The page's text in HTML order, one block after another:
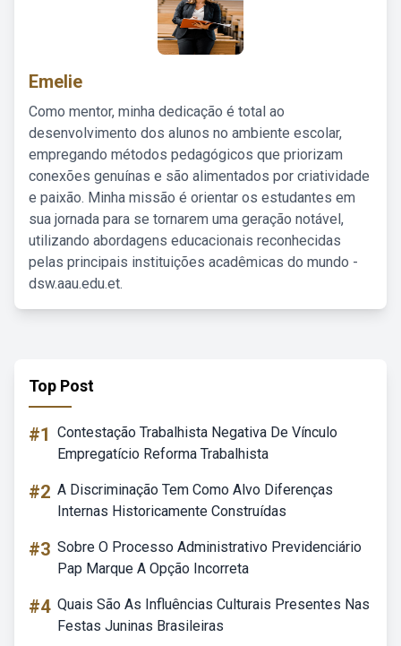
Emelie
Como mentor, minha dedicação é total ao
desenvolvimento dos alunos no ambiente escolar,
empregando métodos pedagógicos que priorizam
conexões genuínas e são alimentados por criatividade
e paixão. Minha missão é orientar os estudantes em
sua jornada para se tornarem uma geração notável,
utilizando abordagens educacionais reconhecidas
pelas principais instituições acadêmicas do mundo -
dsw.aau.edu.et.
Top Post
#1 Contestação Trabalhista Negativa De Vínculo
Empregatício Reforma Trabalhista
#2 A Discriminação Tem Como Alvo Diferenças
Internas Historicamente Construídas
#3 Sobre O Processo Administrativo Previdenciário
Pap Marque A Opção Incorreta
#4 Quais São As Influências Culturais Presentes Nas
Festas Juninas Brasileiras